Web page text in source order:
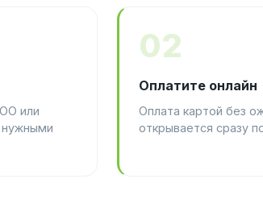
или
02
Оплатите онлайн
Оплата картой без
открывается сразу